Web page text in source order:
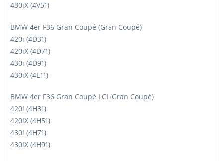
430iX (4V51)
BMW 4er F36 Gran Coupé (Gran Coupé)
420i (4D31)
420iX (4D71)
430i (4D91)
430iX (4E11)
BMW 4er F36 Gran Coupé LCI (Gran Coupé)
420i (4H31)
420iX (4H51)
430i (4H71)
430iX (4H91)